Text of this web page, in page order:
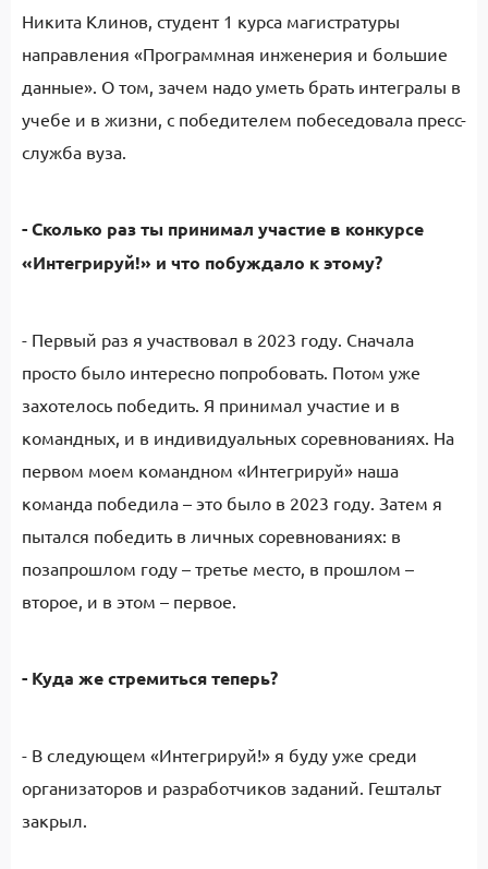
Никита Клинов, студент 1 курса магистратуры
направления «Программная инженерия и большие
данные». О том, зачем надо уметь брать интегралы в
учебе и в жизни, с победителем побеседовала пресс-
служба вуза.
- Сколько раз ты принимал участие в конкурсе
«Интегрируй!» и что побуждало к этому?
- Первый раз я участвовал в 2023 году. Сначала
просто было интересно попробовать. Потом уже
захотелось победить. Я принимал участие и в
командных, и в индивидуальных соревнованиях. На
первом моем командном «Интегрируй» наша
команда победила – это было в 2023 году. Затем я
пытался победить в личных соревнованиях: в
позапрошлом году – третье место, в прошлом –
второе, и в этом – первое.
- Куда же стремиться теперь?
- В следующем «Интегрируй!» я буду уже среди
организаторов и разработчиков заданий. Гештальт
закрыл.